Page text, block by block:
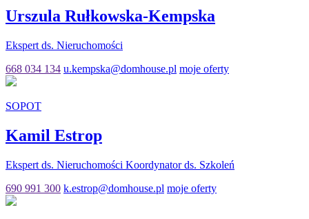
Urszula Rułkowska-Kempska
Ekspert ds. Nieruchomości
668 034 134 u.kempska@domhouse.pl moje oferty
SOPOT
Kamil Estrop
Ekspert ds. Nieruchomości Koordynator ds. Szkoleń
690 991 300 k.estrop@domhouse.pl moje oferty